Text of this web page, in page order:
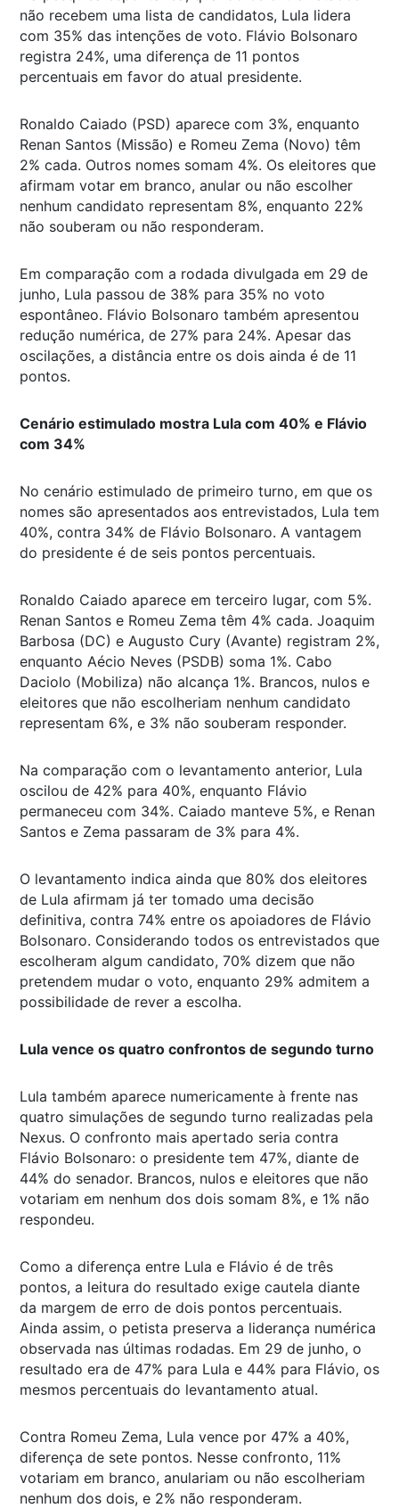
não recebem uma lista de candidatos, Lula lidera
com 35% das intenções de voto. Flávio Bolsonaro
registra 24%, uma diferença de 11 pontos
percentuais em favor do atual presidente.
Ronaldo Caiado (PSD) aparece com 3%, enquanto
Renan Santos (Missão) e Romeu Zema (Novo) têm
2% cada. Outros nomes somam 4%. Os eleitores que
afirmam votar em branco, anular ou não escolher
nenhum candidato representam 8%, enquanto 22%
não souberam ou não responderam.
Em comparação com a rodada divulgada em 29 de
junho, Lula passou de 38% para 35% no voto
espontâneo. Flávio Bolsonaro também apresentou
redução numérica, de 27% para 24%. Apesar das
oscilações, a distância entre os dois ainda é de 11
pontos.
Cenário estimulado mostra Lula com 40% e Flávio
com 34%
No cenário estimulado de primeiro turno, em que os
nomes são apresentados aos entrevistados, Lula tem
40%, contra 34% de Flávio Bolsonaro. A vantagem
do presidente é de seis pontos percentuais.
Ronaldo Caiado aparece em terceiro lugar, com 5%.
Renan Santos e Romeu Zema têm 4% cada. Joaquim
Barbosa (DC) e Augusto Cury (Avante) registram 2%,
enquanto Aécio Neves (PSDB) soma 1%. Cabo
Daciolo (Mobiliza) não alcança 1%. Brancos, nulos e
eleitores que não escolheriam nenhum candidato
representam 6%, e 3% não souberam responder.
Na comparação com o levantamento anterior, Lula
oscilou de 42% para 40%, enquanto Flávio
permaneceu com 34%. Caiado manteve 5%, e Renan
Santos e Zema passaram de 3% para 4%.
O levantamento indica ainda que 80% dos eleitores
de Lula afirmam já ter tomado uma decisão
definitiva, contra 74% entre os apoiadores de Flávio
Bolsonaro. Considerando todos os entrevistados que
escolheram algum candidato, 70% dizem que não
pretendem mudar o voto, enquanto 29% admitem a
possibilidade de rever a escolha.
Lula vence os quatro confrontos de segundo turno
Lula também aparece numericamente à frente nas
quatro simulações de segundo turno realizadas pela
Nexus. O confronto mais apertado seria contra
Flávio Bolsonaro: o presidente tem 47%, diante de
44% do senador. Brancos, nulos e eleitores que não
votariam em nenhum dos dois somam 8%, e 1% não
respondeu.
Como a diferença entre Lula e Flávio é de três
pontos, a leitura do resultado exige cautela diante
da margem de erro de dois pontos percentuais.
Ainda assim, o petista preserva a liderança numérica
observada nas últimas rodadas. Em 29 de junho, o
resultado era de 47% para Lula e 44% para Flávio, os
mesmos percentuais do levantamento atual.
Contra Romeu Zema, Lula vence por 47% a 40%,
diferença de sete pontos. Nesse confronto, 11%
votariam em branco, anulariam ou não escolheriam
nenhum dos dois, e 2% não responderam.